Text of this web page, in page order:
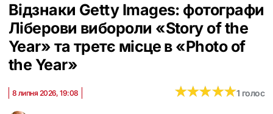
Відзнаки Getty Images: фотографи
Ліберови вибороли «Story of the
Year» та третє місце в «Photo of
the Year»
8 липня 2026, 19:08 ★★★★★
★★★★★1 голос